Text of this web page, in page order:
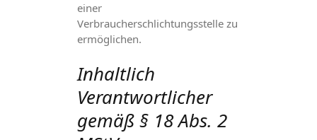
einer
Verbraucherschlichtungsstelle zu
ermöglichen.
Inhaltlich
Verantwortlicher
gemäß § 18 Abs. 2